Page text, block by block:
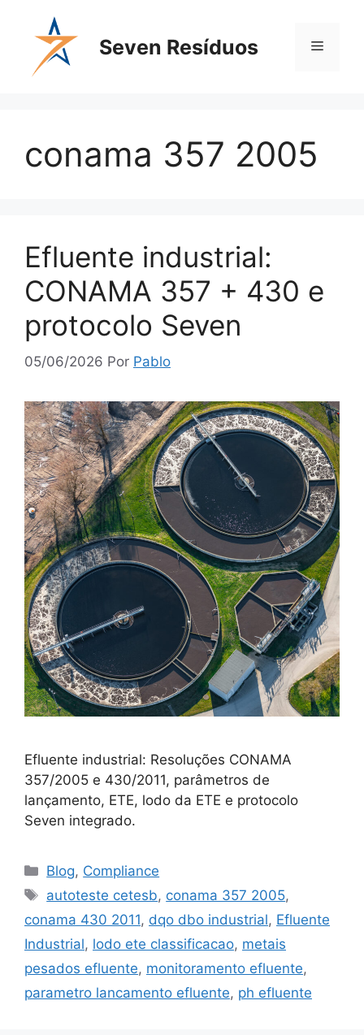
Seven Resíduos
conama 357 2005
Efluente industrial:
CONAMA 357 + 430 e
protocolo Seven
05/06/2026 Por Pablo
Efluente industrial: Resoluções CONAMA
357/2005 e 430/2011, parâmetros de
lançamento, ETE, lodo da ETE e protocolo
Seven integrado.
Blog, Compliance
autoteste cetesb, conama 357 2005,
conama 430 2011, dqo dbo industrial, Efluente
Industrial, lodo ete classificacao, metais
pesados efluente, monitoramento efluente,
parametro lancamento efluente, ph efluente